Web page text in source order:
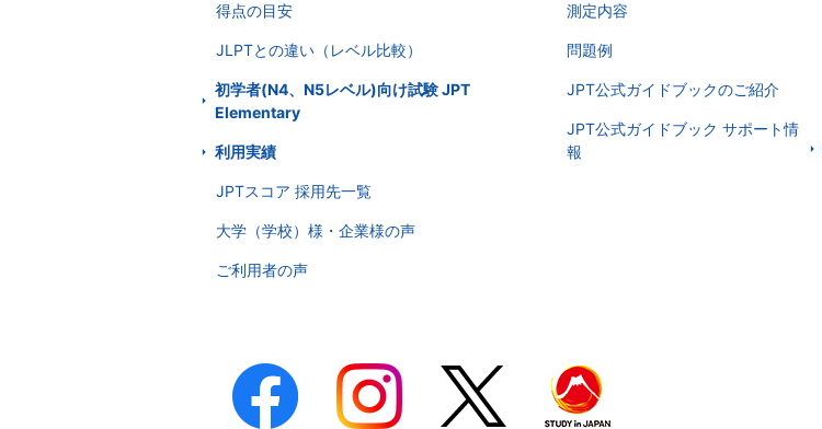
得点の目安
JLPTとの違い（レベル比較）
初学者(N4、N5レベル)向け試験 JPT
Elementary
利用実績
JPTスコア 採用先一覧
大学（学校）様・企業様の声
ご利用者の声
測定内容
問題例
JPT公式ガイドブックのご紹介
JPT公式ガイドブック サポート情
報